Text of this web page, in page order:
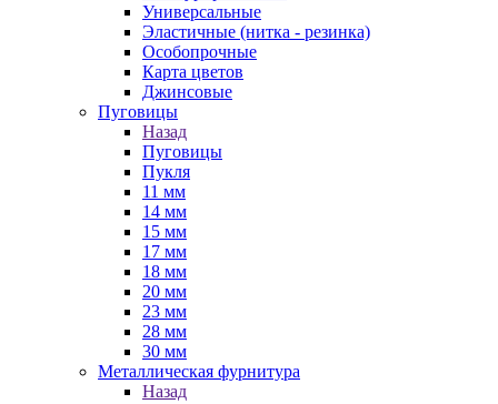
Универсальные
Эластичные (нитка - резинка)
Особопрочные
Карта цветов
Джинсовые
Пуговицы
Назад
Пуговицы
Пукля
11 мм
14 мм
15 мм
17 мм
18 мм
20 мм
23 мм
28 мм
30 мм
Металлическая фурнитура
Назад